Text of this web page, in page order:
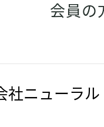
会員の
社ニューラ